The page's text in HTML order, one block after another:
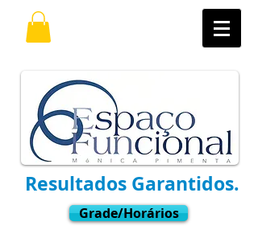
Resultados Garantidos.
Grade/Horários